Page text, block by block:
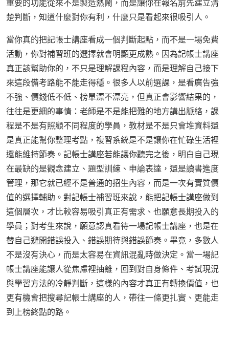
重要的功能從來不是製造熱鬧，而是讓你在報名前先建立清
楚判斷，知道什麼對你有利，什麼只是看起來很吸引人。
當你真的把記帳士講座看成一個判斷起點，而不是一場免費
活動，你對補習班的選擇就會明顯更成熟。因為記帳士講座
真正該幫助你的，不只是理解課程內容，而是理解自己接下
來這段備考路能不能走得穩。很多人以前選課，是看廣告強
不強、價錢低不低、榜單漂不漂亮，但真正會影響結果的，
往往是更細的事情：老師是不是能把難的地方講出脈絡，課
程是不是有照顧不同程度的學員，教材是不是只會堆資料還
是真正能幫你整理考點，複習系統是不是讓你在忙碌生活裡
還能維持節奏。記帳士講座若能讓你聽完之後，明白自己現
在最缺的是觀念建立、題型訓練、申論表達，還是讀書進度
管理，那它就已經不是普通的招生內容，而是一次有實質價
值的選擇輔助。對記帳士補習班來說，能把記帳士講座做到
這個層次，才比較容易吸引真正有需求、也願意長期投入的
學員；對考生來說，願意認真看待一場記帳士講座，也是在
替自己避開錯誤投入、錯誤期待與錯誤節奏。畢竟，多數人
不是沒有決心，而是太容易在資訊混亂時做決定。當一場記
帳士講座能讓人從焦慮裡抽離，回到對自身條件、考試現況
與學習方法的冷靜判斷，這樣的內容才真正有轉換價值，也
更有機會把搜尋記帳士講座的人，帶往一條更扎實、更能走
到上榜終點的路。